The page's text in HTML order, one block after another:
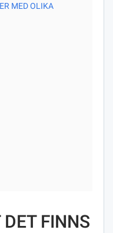
MED OLIKA
FINNS